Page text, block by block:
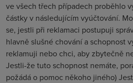
ve všech třech případech proběhlo
částky v následujícím vyúčtování.
se, jestli při reklamaci postupuji
hlavně slušné chování a schopnost
reklamuji nebo chci, aby zbytečně
Jestli-že tuto schopnost nemáte,
požádá o pomoc někoho jiného)